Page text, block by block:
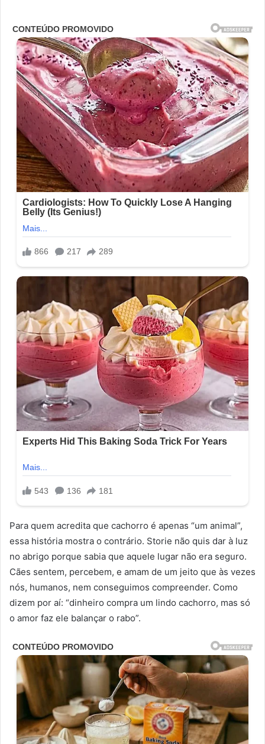
Para quem acredita que cachorro é apenas “um animal”,
essa história mostra o contrário. Storie não quis dar à luz
no abrigo porque sabia que aquele lugar não era seguro.
Cães sentem, percebem, e amam de um jeito que às vezes
nós, humanos, nem conseguimos compreender. Como
dizem por aí: “dinheiro compra um lindo cachorro, mas só
o amor faz ele balançar o rabo”.